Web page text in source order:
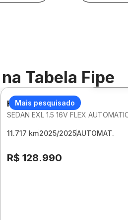
na Tabela Fipe
Mais pesquisado
Foto
HONDA CITY
SEDAN EXL 1.5 16V FLEX
11.717 km2025/2025AUTOMAT.
R$ 128.990